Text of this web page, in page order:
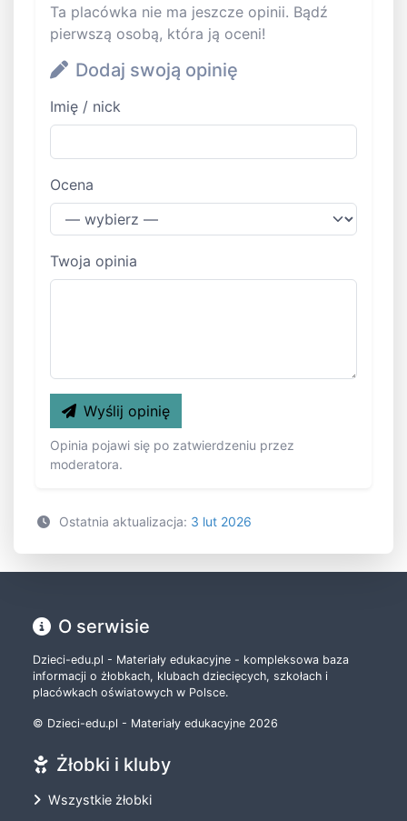
Ta placówka nie ma jeszcze opinii. Bądź
pierwszą osobą, która ją oceni!
Dodaj swoją opinię
Imię / nick
Ocena
Twoja opinia
Wyślij opinię
Opinia pojawi się po zatwierdzeniu przez
moderatora.
Ostatnia aktualizacja: 3 lut 2026
O serwisie
Dzieci-edu.pl - Materiały edukacyjne - kompleksowa baza
informacji o żłobkach, klubach dziecięcych, szkołach i
placówkach oświatowych w Polsce.
© Dzieci-edu.pl - Materiały edukacyjne 2026
Żłobki i kluby
Wszystkie żłobki